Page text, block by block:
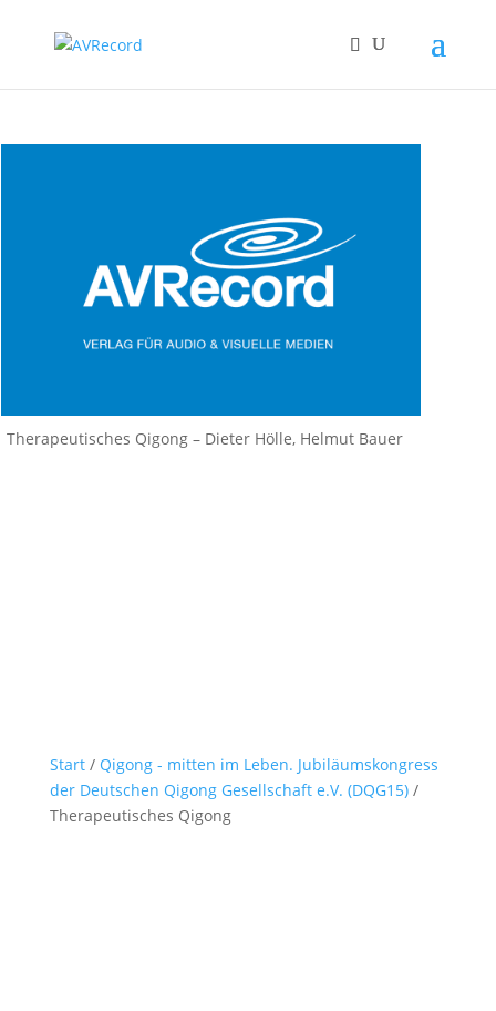
Therapeutisches Qigong – Dieter Hölle, Helmut Bauer
Start/ Qigong - mitten im Leben. Jubiläumskongress
der Deutschen Qigong Gesellschaft e.V. (DQG15)/
Therapeutisches Qigong